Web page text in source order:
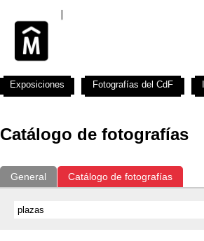
Catálogo de fotografías
General Catálogo de fotografías
Exposiciones Fotografías del CdF